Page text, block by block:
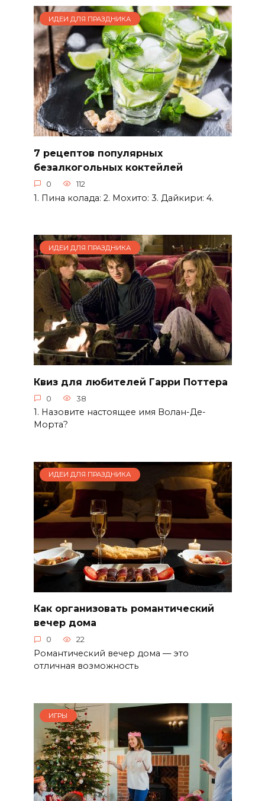
ИДЕИ ДЛЯ ПРАЗДНИКА
7 рецептов популярных
безалкогольных коктейлей
0 112
1. Пина колада: 2. Мохито: 3. Дайкири: 4.
ИДЕИ ДЛЯ ПРАЗДНИКА
Квиз для любителей Гарри Поттера
0 38
1. Назовите настоящее имя Волан-Де-
Морта?
ИДЕИ ДЛЯ ПРАЗДНИКА
Как организовать романтический
вечер дома
0 22
Романтический вечер дома — это
отличная возможность
ИГРЫ